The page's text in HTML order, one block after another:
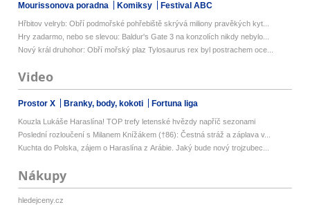
Mourissonova poradna Komiksy Festival ABC
Hřbitov velryb: Obří podmořské pohřebiště skrývá miliony pravěkých kyt...
Hry zadarmo, nebo se slevou: Baldur's Gate 3 na konzolích nikdy nebylo...
Nový král druhohor: Obří mořský plaz Tylosaurus rex byl postrachem oce...
Video
Prostor X Branky, body, kokoti Fortuna liga
Kouzla Lukáše Haraslína! TOP trefy letenské hvězdy napříč sezonami
Poslední rozloučení s Milanem Knížákem (†86): Čestná stráž a záplava v...
Kuchta do Polska, zájem o Haraslína z Arábie. Jaký bude nový trojzubec...
Nákupy
hledejceny.cz